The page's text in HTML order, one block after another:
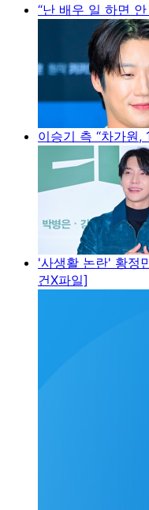
“난 배우 일 하면 안
이승기 측 “차가원
'사생활 논란' 황정
건X파일]